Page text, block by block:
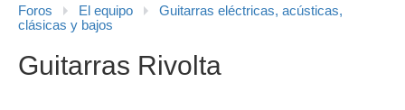
Foros El equipo
Guitarras eléctricas, acústicas,
clásicas y bajos
Guitarras Rivolta